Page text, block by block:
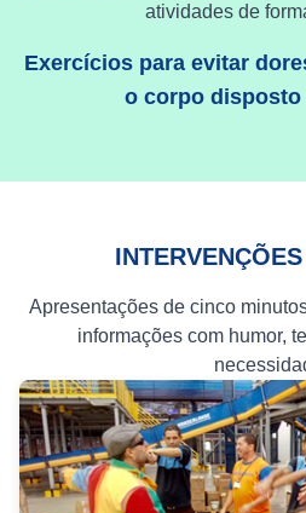
atividades de
Exercícios para evitar
o corpo disposto
Apresentações de cinco
informações com humor,